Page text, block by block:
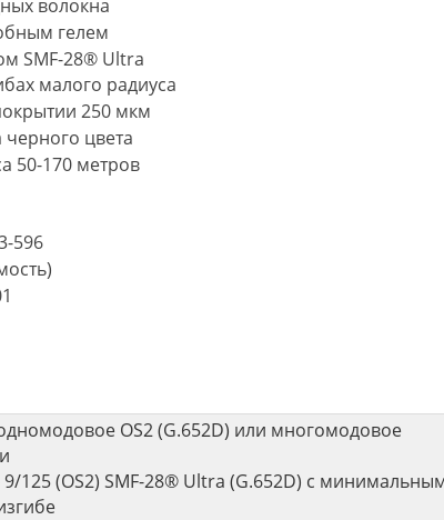
волокна
гелем
SMF-28® Ultra
малого радиуса
250 мкм
цвета
50-170 метров
596
OS2 (G.652D) или многомодовое
125 (OS2) SMF-28® Ultra (G.652D) с